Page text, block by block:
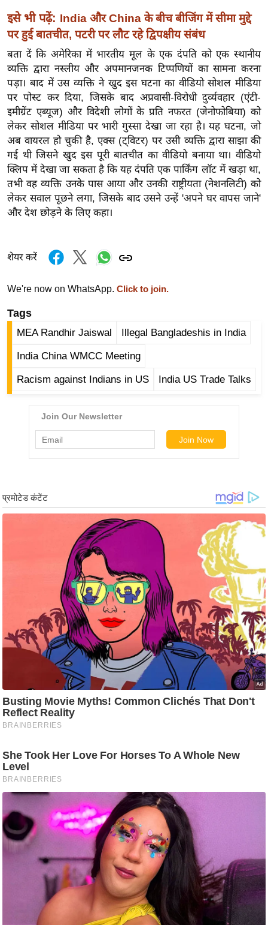
त्य
ज
ग
त
ऑ
टो
व
र्ल्ड
न्यू
ज
ब्री
फ
म
ज
ज
ग
ली
स
i
n
e
w
s
इ
फ
स्टा
टे
इसे भी पढ़ें: India और China के बीच बीजिंग में सीमा मुद्दे
पर हुई बातचीत, पटरी पर लौट रहे द्विपक्षीय संबंध
बता दें कि अमेरिका में भारतीय मूल के एक दंपति को एक स्थानीय
व्यक्ति द्वारा नस्लीय और अपमानजनक टिप्पणियों का सामना करना
पड़ा। बाद में उस व्यक्ति ने खुद इस घटना का वीडियो सोशल मीडिया
पर पोस्ट कर दिया, जिसके बाद अप्रवासी-विरोधी दुर्व्यवहार (एंटी-
इमीग्रेंट एब्यूज) और विदेशी लोगों के प्रति नफरत (जेनोफोबिया) को
लेकर सोशल मीडिया पर भारी गुस्सा देखा जा रहा है। यह घटना, जो
अब वायरल हो चुकी है, एक्स (ट्विटर) पर उसी व्यक्ति द्वारा साझा की
गई थी जिसने खुद इस पूरी बातचीत का वीडियो बनाया था। वीडियो
क्लिप में देखा जा सकता है कि यह दंपति एक पार्किंग लॉट में खड़ा था,
तभी वह व्यक्ति उनके पास आया और उनकी राष्ट्रीयता (नेशनलिटी) को
लेकर सवाल पूछने लगा, जिसके बाद उसने उन्हें 'अपने घर वापस जाने'
और देश छोड़ने के लिए कहा।
शेयर करें
We're now on WhatsApp. Click to join.
Tags
MEA Randhir Jaiswal Illegal Bangladeshis in India
India China WMCC Meeting
Racism against Indians in US India US Trade Talks